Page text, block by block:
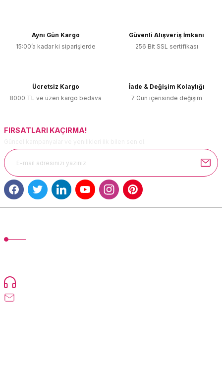
Ürün resmi kalitesiz, bozuk veya görüntülenemiyor.
Ürün fiyatı diğer sitelerden daha pahalı.
Bu ürüne benzer farklı alternatifler olmalı.
Aynı Gün Kargo
15:00’a kadar ki siparişlerde
Güvenli Alışveriş İmkanı
256 Bit SSL sertifikası
Ücretsiz Kargo
8000 TL ve üzeri kargo bedava
İade & Değişim Kolaylığı
7 Gün içerisinde değişim
FIRSATLARI KAÇIRMA!